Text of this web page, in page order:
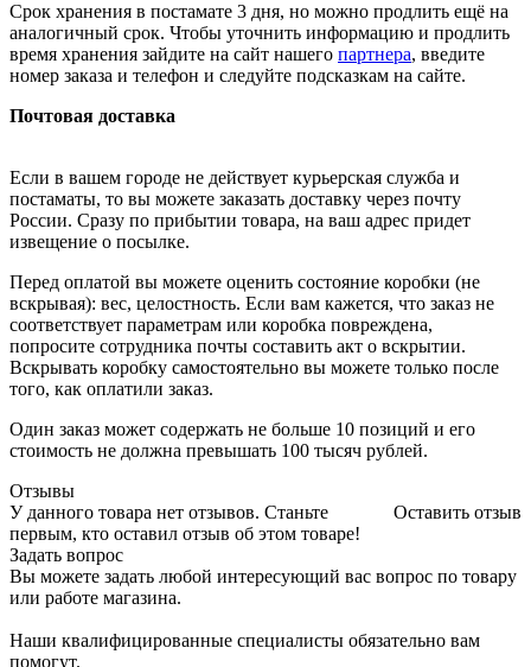
Срок хранения в постамате 3 дня, но можно продлить ещё на
аналогичный срок. Чтобы уточнить информацию и продлить
время хранения зайдите на сайт нашего партнера, введите
номер заказа и телефон и следуйте подсказкам на сайте.
Почтовая доставка
Если в вашем городе не действует курьерская служба и
постаматы, то вы можете заказать доставку через почту
России. Сразу по прибытии товара, на ваш адрес придет
извещение о посылке.
Перед оплатой вы можете оценить состояние коробки (не
вскрывая): вес, целостность. Если вам кажется, что заказ не
соответствует параметрам или коробка повреждена,
попросите сотрудника почты составить акт о вскрытии.
Вскрывать коробку самостоятельно вы можете только после
того, как оплатили заказ.
Один заказ может содержать не больше 10 позиций и его
стоимость не должна превышать 100 тысяч рублей.
Отзывы
Оставить отзыв
У данного товара нет отзывов. Станьте
первым, кто оставил отзыв об этом товаре!
Задать вопрос
Вы можете задать любой интересующий вас вопрос по товару
или работе магазина.
Наши квалифицированные специалисты обязательно вам
помогут.